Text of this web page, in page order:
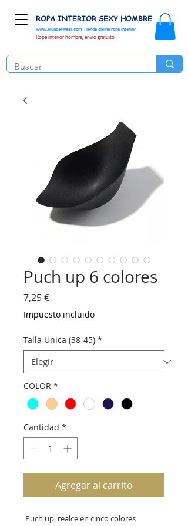
www.elunderwear.com Tienda online ropa interior
ROPA INTERIOR SEXY HOMBRE
Ropa interior hombre, envió gratuito
Puch up 6 colores
7,25 €Precio
Impuesto incluido
Talla Unica (38-45) *
COLOR *
Cantidad *
Agregar al carrito